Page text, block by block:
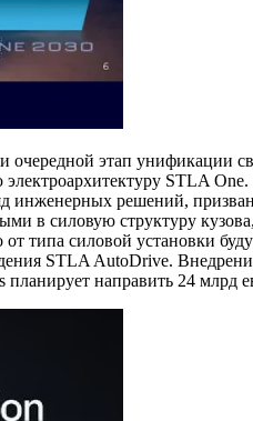
очередной этап унификации
STLA One.
решений,
в силовую структуру
типа силовой установки
STLA AutoDrive.
направить 24 млрд